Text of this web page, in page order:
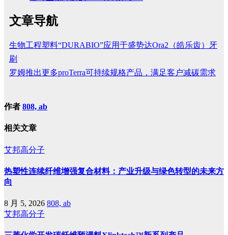
文章导航
生物工程塑料“DURABIO”应用于盛势达Ora2（皓乐齿）牙
刷
罗姆推出更多proTerra可持续规格产品，满足客户减碳需求
作者 808, ab
相关文章
艾邦高分子
热塑性连续纤维增强复合材料：产业升级与绿色转型的未来方
向
8 月 5, 2026 808, ab
艾邦高分子